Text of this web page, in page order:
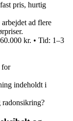
pris, hurtig
ad flere
kr. • Tid: 1–3
for
indeholdt i